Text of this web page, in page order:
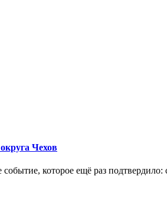
Чехов
которое ещё раз